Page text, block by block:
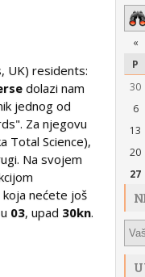
UK) residents:
dolazi nam
jednog od
Za njegovu
Total Science),
Na svojem
nećete još
03, upad 30kn.
«
P
30
6
13
20
27